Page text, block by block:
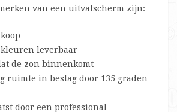
van een uitvalscherm zijn:
leverbaar
de zon binnenkomt
ruimte in beslag door 135 graden
door een professional